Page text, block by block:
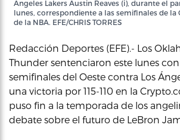
Angeles Lakers Austin Reaves (i), durante el
lunes, correspondiente a las semifinales de la
de la NBA. EFE/CHRIS TORRES
Redacción Deportes (EFE).- Los
Thunder sentenciaron este lunes
semifinales del Oeste contra Los
una victoria por 115-110 en la
puso fin a la temporada de los
debate sobre el futuro de LeBron